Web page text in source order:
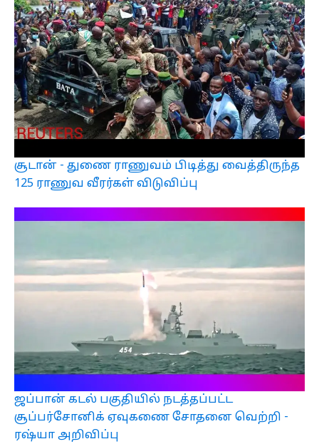
சூடான் - துணை ராணுவம் பிடித்து வைத்திருந்த
125 ராணுவ வீரர்கள் விடுவிப்பு
ஜப்பான் கடல் பகுதியில் நடத்தப்பட்ட
சூப்பர்சோனிக் ஏவுகணை சோதனை வெற்றி -
ரஷ்யா அறிவிப்பு